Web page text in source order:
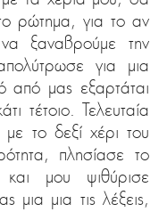
ρώτημα, για το αν
ξαναβρούμε την
για μια
από μας εξαρτάται
τέτοιο. Τελευταία
το δεξί χέρι του
πλησίασε το
μου ψιθύρισε
μια μια τις λέξεις,